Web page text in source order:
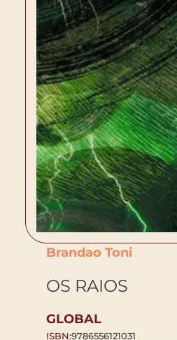
Brandao Toni
OS RAIOS
GLOBAL
ISBN:9786556121031